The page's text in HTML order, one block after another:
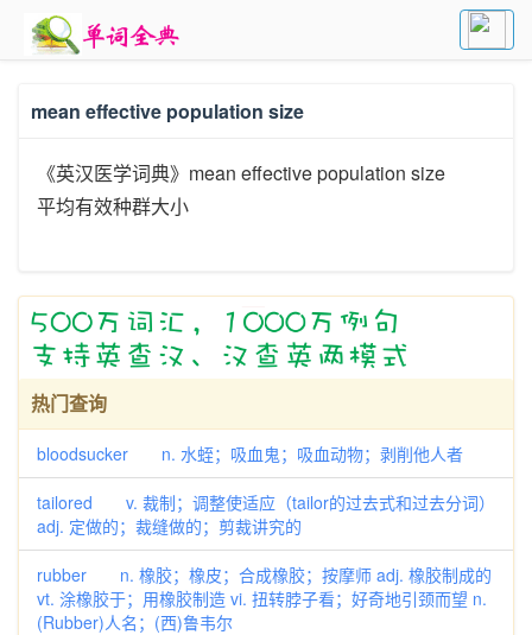
mean effective population size
《英汉医学词典》mean effective population size
平均有效种群大小
热门查询
bloodsucker n. 水蛭；吸血鬼；吸血动物；剥削他人者
tailored v. 裁制；调整使适应（tailor的过去式和过去分词）
adj. 定做的；裁缝做的；剪裁讲究的
rubber n. 橡胶；橡皮；合成橡胶；按摩师 adj. 橡胶制成的
vt. 涂橡胶于；用橡胶制造 vi. 扭转脖子看；好奇地引颈而望 n.
(Rubber)人名；(西)鲁韦尔